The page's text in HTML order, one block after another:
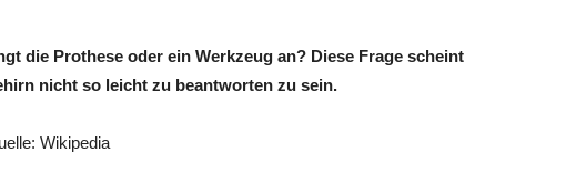
die Prothese oder ein Werkzeug an? Diese Frage scheint
nicht so leicht zu beantworten zu sein.